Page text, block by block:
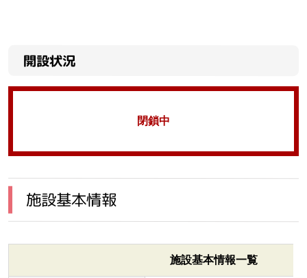
開設状況
閉鎖中
施設基本情報
施設基本情報一覧